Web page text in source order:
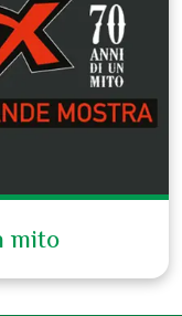
mito